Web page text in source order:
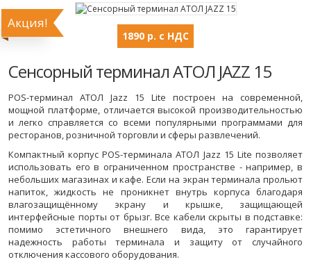
Акция!
1890 р. с НДС
Сенсорный терминал АТОЛ JAZZ 15
POS-терминал АТОЛ Jazz 15 Lite построен на современной,
мощной платформе, отличается высокой производительностью
и легко справляется со всеми популярными программами для
ресторанов, розничной торговли и сферы развлечений.
Компактный корпус POS-терминала АТОЛ Jazz 15 Lite позволяет
использовать его в ограниченном пространстве - например, в
небольших магазинах и кафе. Если на экран терминала прольют
напиток, жидкость не проникнет внутрь корпуса благодаря
влагозащищённому экрану и крышке, защищающей
интерфейсные порты от брызг. Все кабели скрыты в подставке:
помимо эстетичного внешнего вида, это гарантирует
надежность работы терминала и защиту от случайного
отключения кассового оборудования.